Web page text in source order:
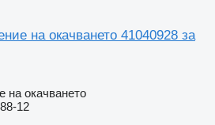
на окачването 41040928 за
на окачването
12